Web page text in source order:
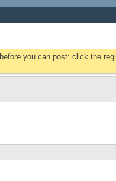
before you can post: click the